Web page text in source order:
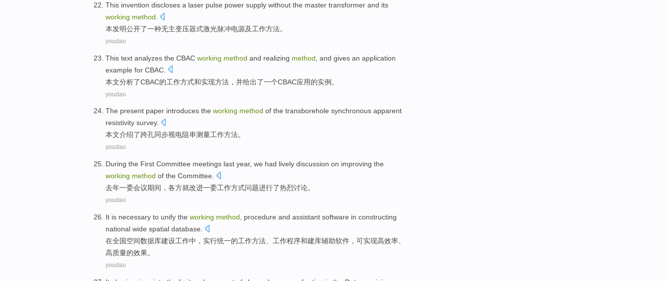
This invention discloses a laser pulse power supply without the master transformer and its
working method
本发明公开了一种无主变压器式激光脉冲电源及工作方法。
youdao
This text analyzes the CBAC working method and realizing method and gives an application
example for CBAC.
本文分析了CBAC的工作方式和实现方法 ， 并给出了一个CBAC应用的实例。
youdao
The present paper introduces the working method of the transborehole synchronous apparent
resistivity survey.
本文介绍了跨孔同步视电阻串测量工作方法。
youdao
During the First Committee meetings last year, we had lively discussion on improving the
working method of the Committee.
去年一委会议期间 ，各方就改进一委工作方式问题进行了热烈讨论。
youdao
It is necessary to unify the working method procedure and assistant software in constructing
national wide spatial database
在全国空间数据库建设工作中， 实行统一的工作方法 、工作程序和建库辅助软件 ，可实现高效率、
高质量的效果。
youdao